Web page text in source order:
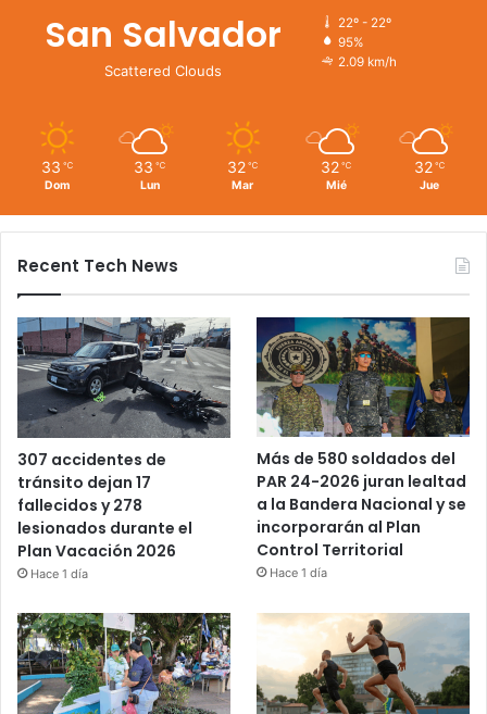
San Salvador
Scattered Clouds
22º - 22º
95%
2.09 km/h
33 ℃
Dom
33 ℃
Lun
32 ℃
Mar
32 ℃
Mié
32 ℃
Jue
Recent Tech News
307 accidentes de
tránsito dejan 17
fallecidos y 278
lesionados durante el
Plan Vacación 2026
Hace 1 día
Más de 580 soldados del
PAR 24-2026 juran lealtad
a la Bandera Nacional y se
incorporarán al Plan
Control Territorial
Hace 1 día